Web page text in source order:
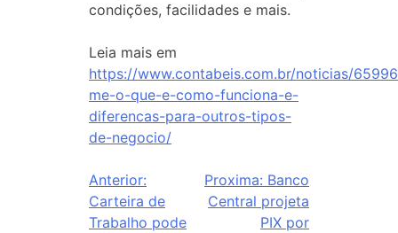
condições, facilidades e mais.
Leia mais em
https://www.contabeis.com.br/noticias/
me-o-que-e-como-funciona-e-
diferencas-para-outros-tipos-
de-negocio/
Anterior:
Carteira de
Trabalho pode
Proxima: Banco
Central projeta
PIX por